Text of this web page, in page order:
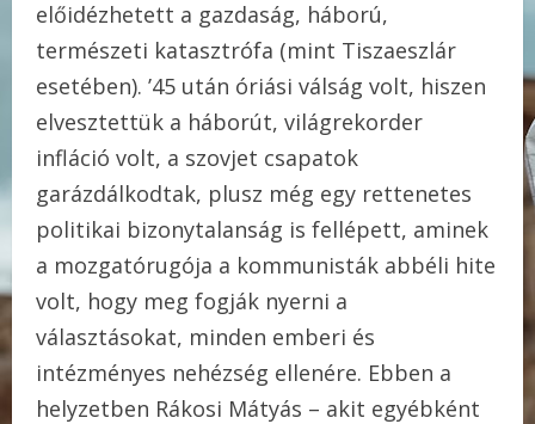
előidézhetett a gazdaság, háború,
természeti katasztrófa (mint Tiszaeszlár
esetében). ’45 után óriási válság volt, hiszen
elvesztettük a háborút, világrekorder
infláció volt, a szovjet csapatok
garázdálkodtak, plusz még egy rettenetes
politikai bizonytalanság is fellépett, aminek
a mozgatórugója a kommunisták abbéli hite
volt, hogy meg fogják nyerni a
választásokat, minden emberi és
intézményes nehézség ellenére. Ebben a
helyzetben Rákosi Mátyás – akit egyébként